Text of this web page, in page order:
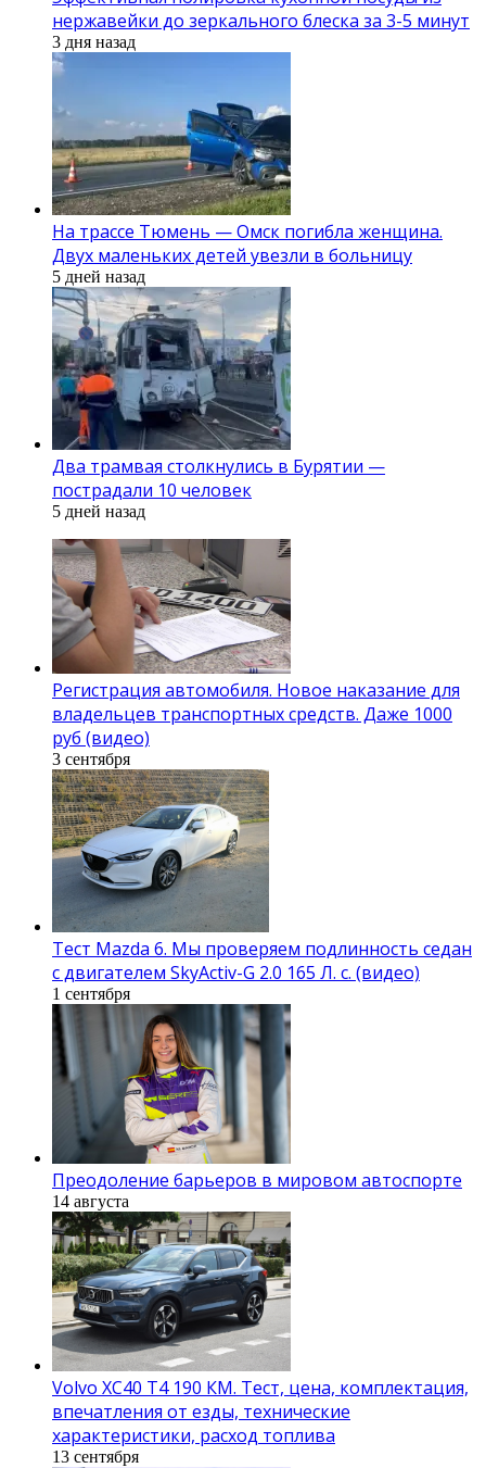
нержавейки до зеркального блеска за 3-5 минут
3 дня назад
На трассе Тюмень — Омск погибла женщина.
Двух маленьких детей увезли в больницу
5 дней назад
Два трамвая столкнулись в Бурятии —
пострадали 10 человек
5 дней назад
Регистрация автомобиля. Новое наказание для
владельцев транспортных средств. Даже 1000
руб (видео)
3 сентября
Тест Mazda 6. Мы проверяем подлинность седан
с двигателем SkyActiv-G 2.0 165 Л. с. (видео)
1 сентября
Преодоление барьеров в мировом автоспорте
14 августа
Volvo XC40 T4 190 КМ. Тест, цена, комплектация,
впечатления от езды, технические
характеристики, расход топлива
13 сентября